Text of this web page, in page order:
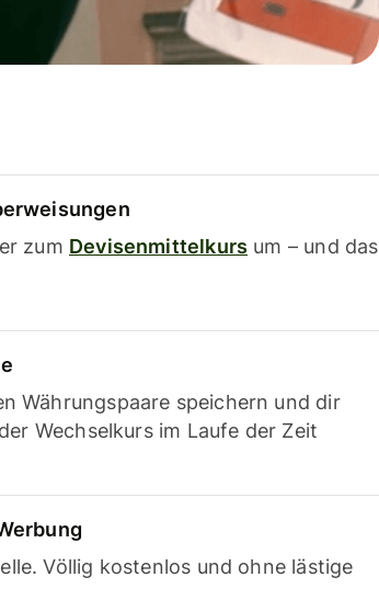
zum Devisenmittelkurs um – und das
Währungspaare speichern und dir
Wechselkurs im Laufe der Zeit
Völlig kostenlos und ohne lästige